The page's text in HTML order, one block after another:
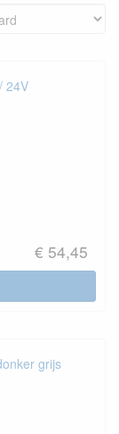
€ 54,45